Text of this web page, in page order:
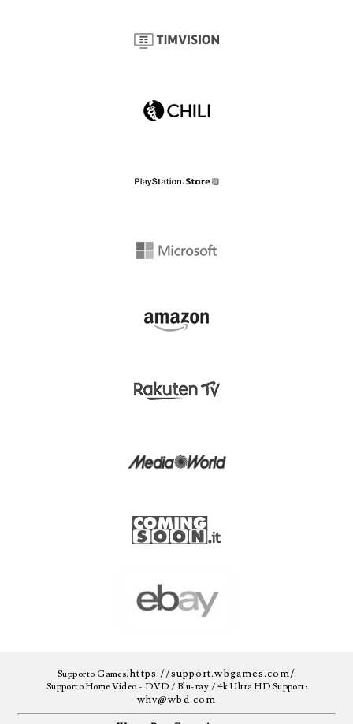
Supporto Games:https://support.wbgames.com/
Supporto Home Video - DVD / Blu-ray / 4k Ultra HD Support:
whv@wbd.com